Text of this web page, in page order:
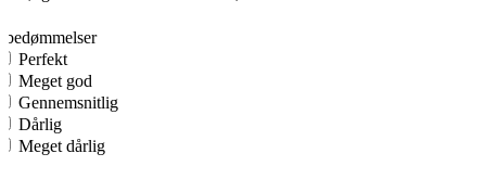
bedømmelser
Perfekt
Meget god
Gennemsnitlig
Dårlig
Meget dårlig